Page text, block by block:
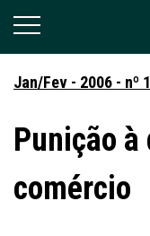
Jan/Fev - 2006 - nº
Punição
comércio